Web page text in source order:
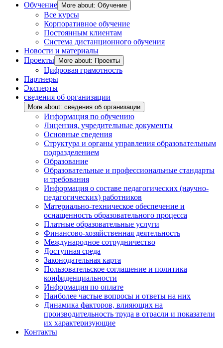
Обучение
More about: Обучение
Все курсы
Корпоративное обучение
Постоянным клиентам
Система дистанционного обучения
Новости и материалы
Проекты
More about: Проекты
Цифровая грамотность
Партнеры
Эксперты
сведения об организации
More about: сведения об организации
Информация по обучению
Лицензия, учредительные документы
Основные сведения
Структура и органы управления образовательным
подразделением
Образование
Образовательные и профессиональные стандарты
и требования
Информация о составе педагогических (научно-
педагогических) работников
Материально-техническое обеспечение и
оснащенность образовательного процесса
Платные образовательные услуги
Финансово-хозяйственная деятельность
Международное сотрудничество
Доступная среда
Законодательная карта
Пользовательское соглашение и политика
конфиденциальности
Информация по оплате
Наиболее частые вопросы и ответы на них
Динамика факторов, влияющих на
производительность труда в отрасли и показатели
их характеризующие
Контакты